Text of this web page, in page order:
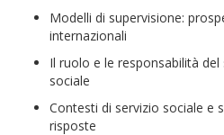
Modelli di supervisione:
internazionali
Il ruolo e le responsabilità
sociale
Contesti di servizio sociale e
risposte